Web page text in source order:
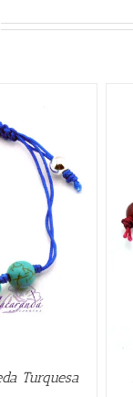
Turquesa
QUICK VIEW